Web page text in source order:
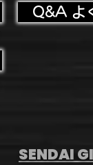
Q&A よ
SENDAI